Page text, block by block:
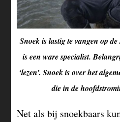
Snoek is lastig te vangen op
is een ware specialist.
‘lezen’. Snoek is over het
die in de
Net als bij snoekbaars